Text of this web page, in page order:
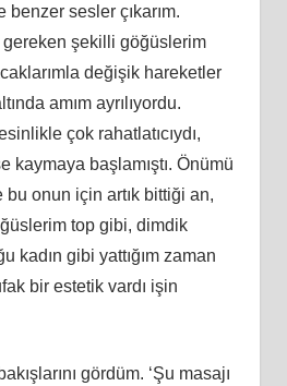
sesler çıkarım.
gereken şekilli göğüslerim
değişik hareketler
amım ayrılıyordu.
çok rahatlatıcıydı,
kaymaya başlamıştı. Önümü
onun için artık bittiği an,
top gibi, dimdik
kadın gibi yattığım zaman
bir estetik vardı işin
gördüm. ‘Şu masajı